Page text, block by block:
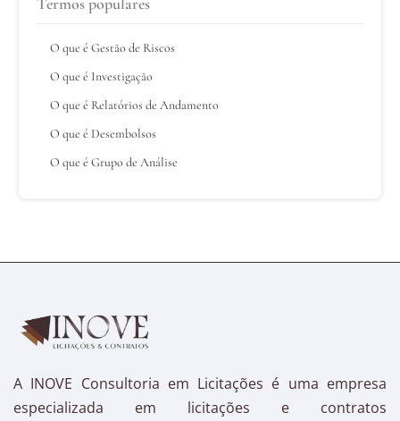
O que é Gestão de Riscos
O que é Investigação
O que é Relatórios de Andamento
O que é Desembolsos
O que é Grupo de Análise
A INOVE Consultoria em Licitações é uma empresa
especializada em licitações e contratos